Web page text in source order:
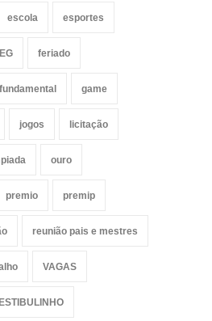
escola esportes
feriado
fundamental game
jogos licitação
ouro
premio premip
reunião pais e mestres
VAGAS